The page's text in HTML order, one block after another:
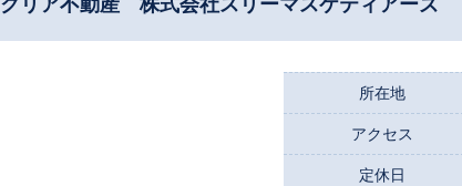
所在地
アクセス
定休日